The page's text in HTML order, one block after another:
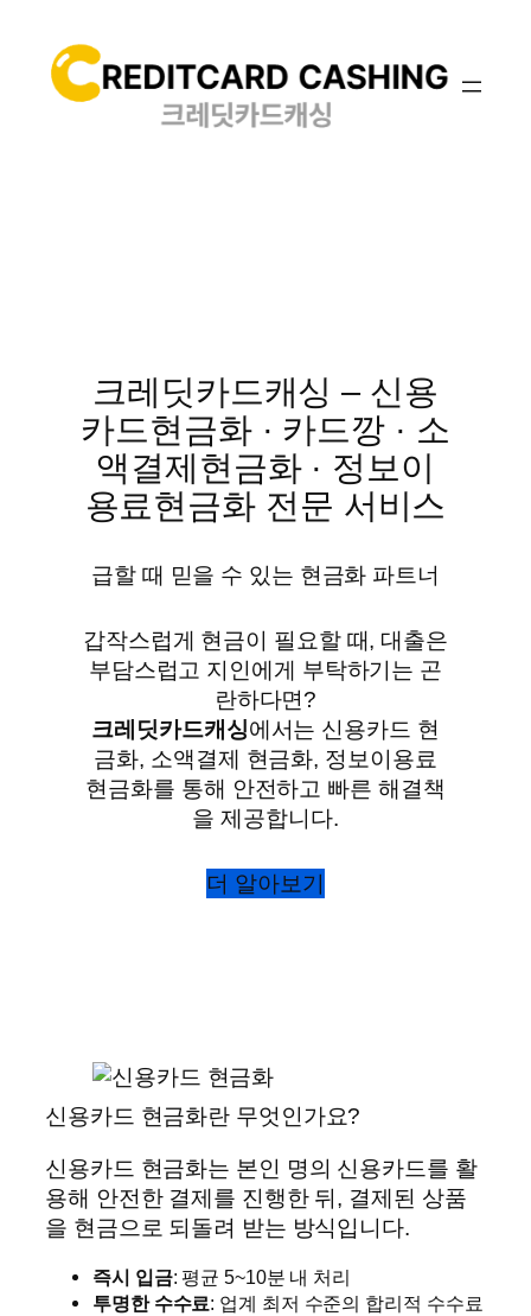
크레딧카드캐싱 – 신용
카드현금화 · 카드깡 · 소
액결제현금화 · 정보이
용료현금화 전문 서비스
급할 때 믿을 수 있는 현금화 파트너
갑작스럽게 현금이 필요할 때, 대출은
부담스럽고 지인에게 부탁하기는 곤
란하다면?
크레딧카드캐싱에서는 신용카드 현
금화, 소액결제 현금화, 정보이용료
현금화를 통해 안전하고 빠른 해결책
을 제공합니다.
더 알아보기
신용카드 현금화란 무엇인가요?
신용카드 현금화는 본인 명의 신용카드를 활
용해 안전한 결제를 진행한 뒤, 결제된 상품
을 현금으로 되돌려 받는 방식입니다.
즉시 입금: 평균 5~10분 내 처리
투명한 수수료: 업계 최저 수준의 합리적 수수료